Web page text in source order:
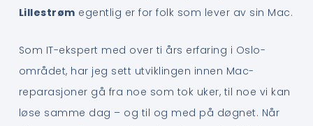
Lillestrøm egentlig er for folk som lever av sin Mac.
Som IT-ekspert med over ti års erfaring i Oslo-
området, har jeg sett utviklingen innen Mac-
reparasjoner gå fra noe som tok uker, til noe vi kan
løse samme dag – og til og med på døgnet. Når